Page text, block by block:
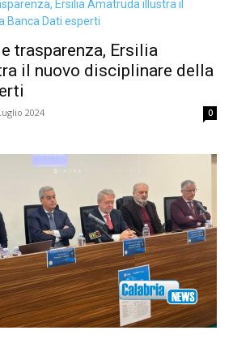
trasparenza, Ersilia
il nuovo disciplinare della
2024 0